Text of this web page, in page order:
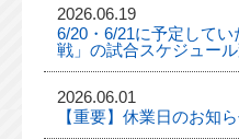
2026.06.19
6/20・6/21に予定して
戦」の試合スケジュー
2026.06.01
【重要】休業日のお知